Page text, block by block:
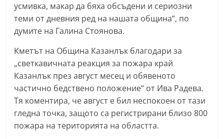
т
а
р
а
З
а
г
о
р
усмивка, макар да бяха обсъдени и сериозни
теми от дневния ред на нашата община“, по
думите на Галина Стоянова.
Кметът на Община Казанлък благодари за
„светкавичната реакция за пожара край
Казанлък през август месец и обявеното
частично бедствено положение“ от Ива Радева.
Тя коментира, че август е бил неспокоен от тази
гледна точка, защото са регистрирани близо 800
пожара на територията на областта.